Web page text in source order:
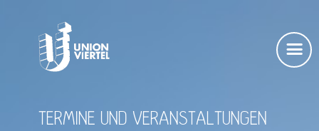
TERMINE UND VERANSTALTUNGEN